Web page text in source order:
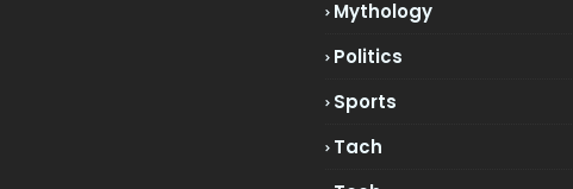
Mythology
Politics
Sports
Tach